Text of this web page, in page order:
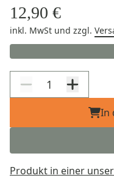
12,90 €
inkl. MwSt und zzgl.
In
Produkt in einer